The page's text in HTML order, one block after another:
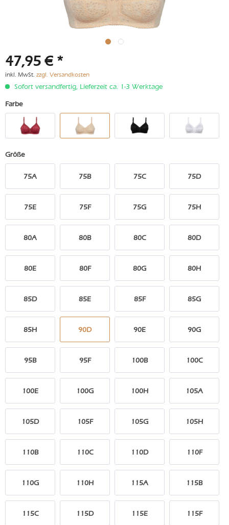
47,95 € *
inkl. MwSt. zzgl. Versandkosten
Sofort versandfertig, Lieferzeit ca. 1-3 Werktage
Farbe
Größe
75A 75B 75C 75D
75E 75F 75G 75H
80A 80B 80C 80D
80E 80F 80G 80H
85D 85E 85F 85G
85H 90D 90E 90G
95B 95F 100B 100C
100E 100G 100H 105A
105D 105F 105G 105H
110B 110C 110D 110F
110G 110H 115A 115B
115C 115D 115E 115F